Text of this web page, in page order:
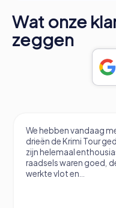
Wat onze
zeggen
We hebben vandaag
drieën de Krimi Tour
zijn helemaal
raadsels waren goed,
werkte vlot en...